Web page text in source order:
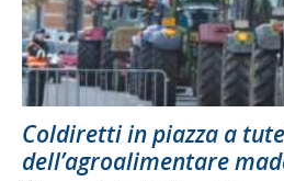
Coldiretti in piazza a
dell’agroalimentare